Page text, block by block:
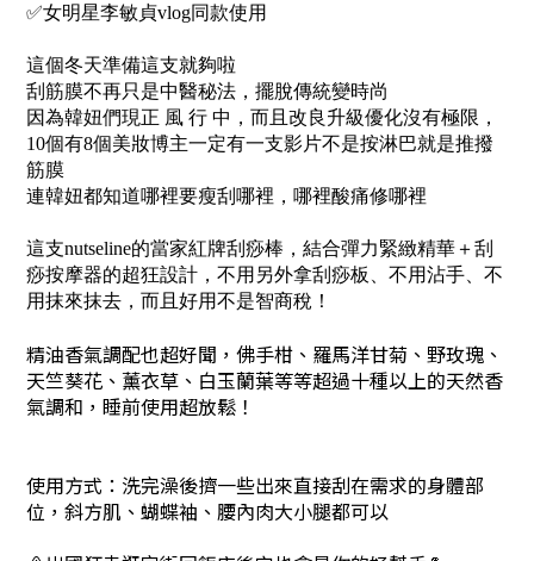
✅女明星李敏貞vlog同款使用
這個冬天準備這支就夠啦
刮筋膜不再只是中醫秘法，擺脫傳統變時尚
因為韓妞們現正 風 行 中，而且改良升級優化沒有極限，
10個有8個美妝博主一定有一支影片不是按淋巴就是推撥
筋膜
連韓妞都知道哪裡要瘦刮哪裡，哪裡酸痛修哪裡
這支nutseline的當家紅牌刮痧棒，結合彈力緊緻精華＋刮
痧按摩器的超狂設計，不用另外拿刮痧板、不用沾手、不
用抹來抹去，而且好用不是智商稅！
精油香氣調配也超好聞，佛手柑、羅馬洋甘菊、野玫瑰、
天竺葵花、薰衣草、白玉蘭葉等等超過十種以上的天然香
氣調和，睡前使用超放鬆！
使用方式：洗完澡後擠一些出來直接刮在需求的身體部
位，斜方肌、蝴蝶袖、腰內肉大小腿都可以